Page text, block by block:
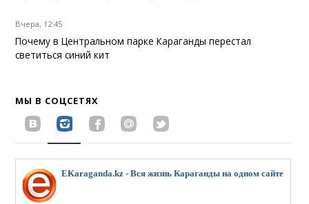
Вчера, 12:45
Почему в Центральном парке Караганды перестал
светиться синий кит
МЫ В СОЦСЕТЯХ
EKaraganda.kz - Вся жизнь Караганды на одном сайте